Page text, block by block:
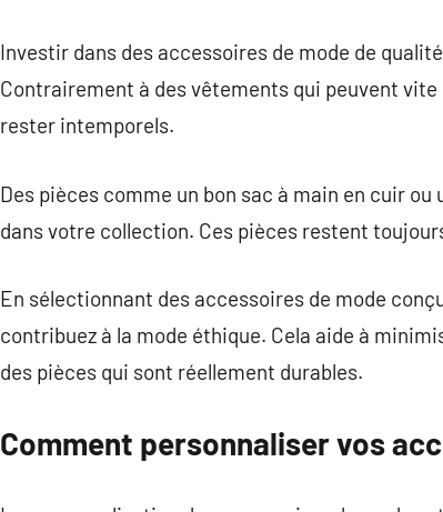
Investir dans des accessoires de mode de
Contrairement à des vêtements qui peuvent
rester intemporels.
Des pièces comme un bon sac à main en cuir
dans votre collection. Ces pièces restent
En sélectionnant des accessoires de mode
contribuez à la mode éthique. Cela aide à
des pièces qui sont réellement durables.
Comment personnaliser vos